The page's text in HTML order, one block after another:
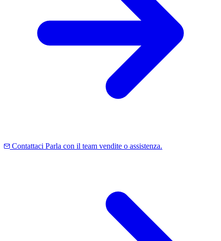
Contattaci Parla con il team vendite o assistenza.